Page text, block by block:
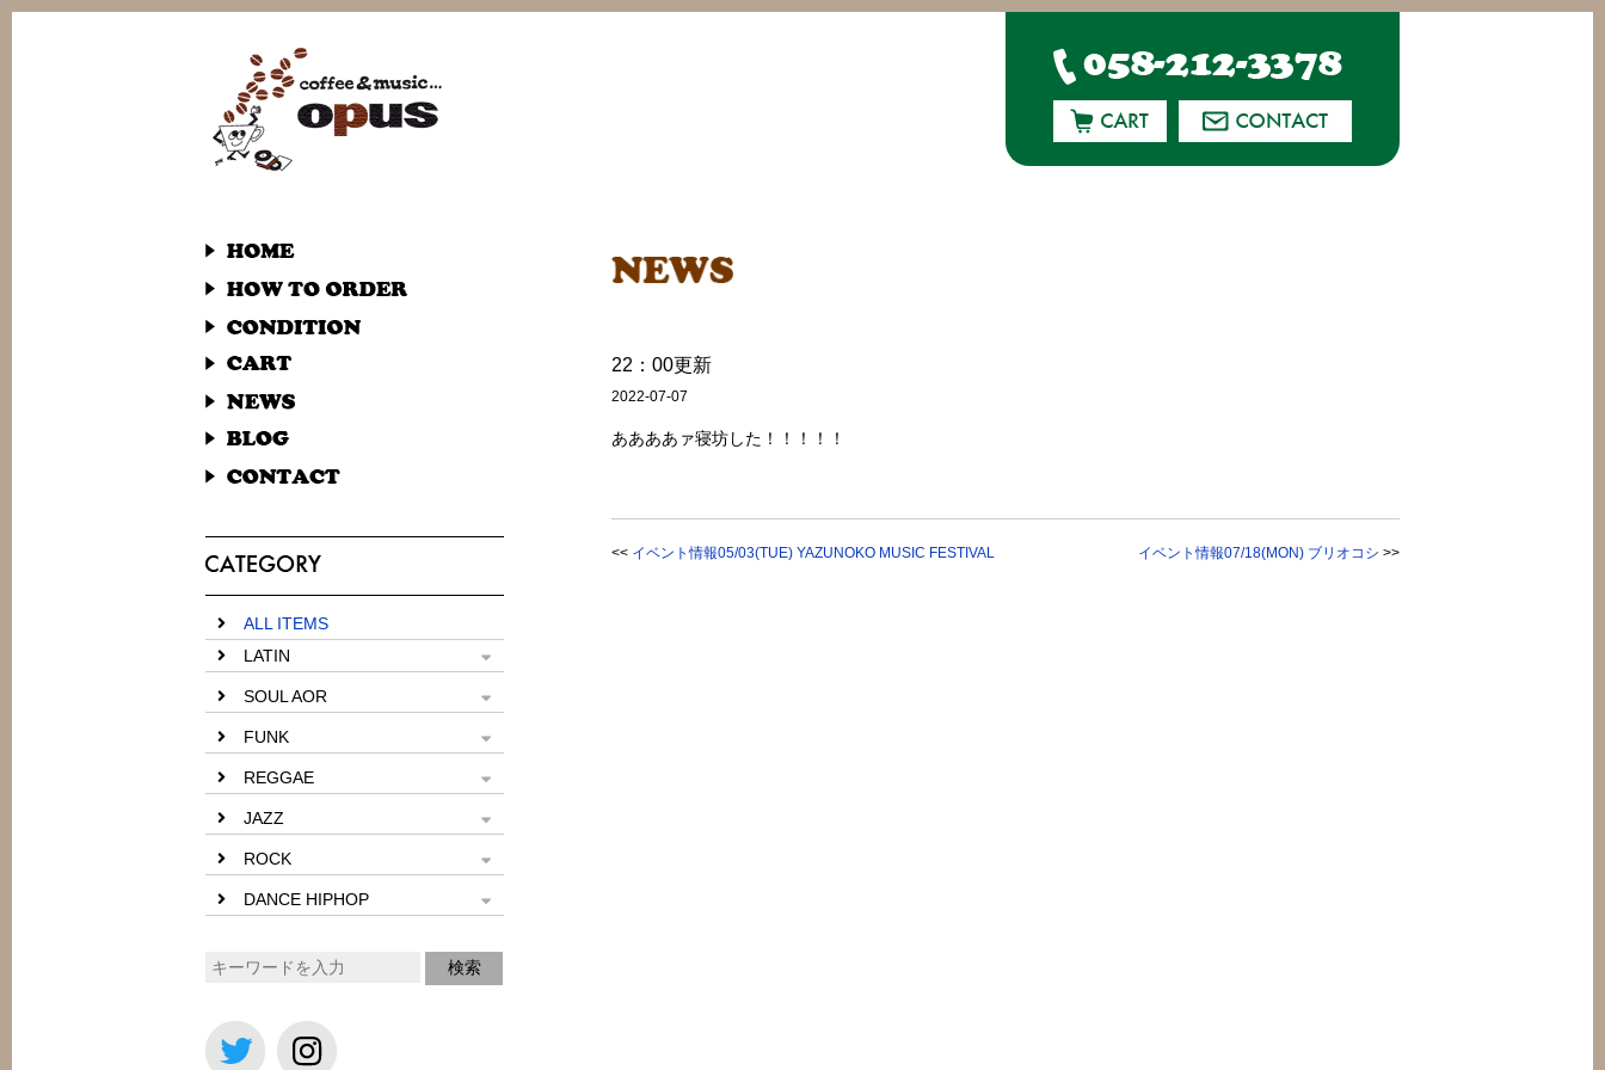
ALL ITEMS
LATIN
SOUL AOR
FUNK
REGGAE
JAZZ
ROCK
DANCE HIPHOP
22：00更新
2022-07-07
ああああァ寝坊した！！！！！
<< イベント情報05/03(TUE) YAZUNOKO MUSIC FESTIVAL イベント情報07/18(MON) ブリオコシ >>